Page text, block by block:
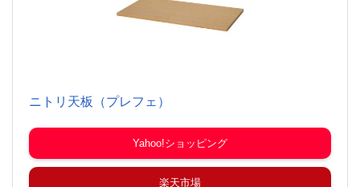
ニトリ天板（プレフェ）
Yahoo!ショッピング
楽天市場